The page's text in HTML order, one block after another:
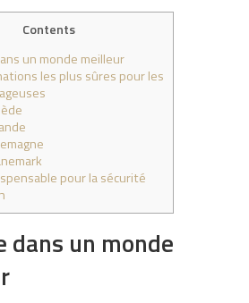
Contents
un monde meilleur
les plus sûres pour les
pour la sécurité
dans un monde